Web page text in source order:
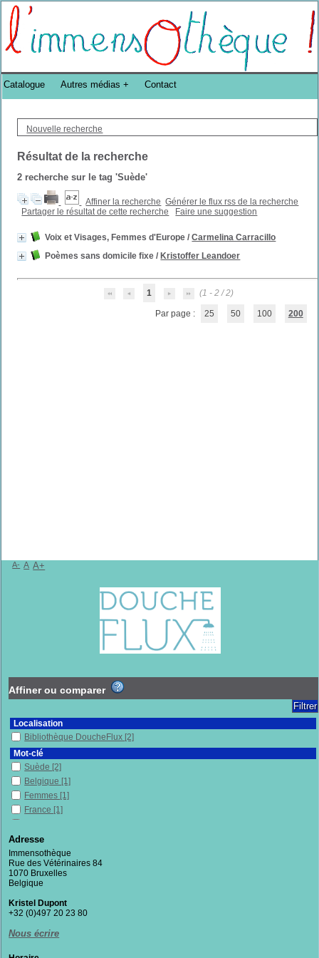
Bibliothèque DoucheFLUX Bibliotheek -->
Nouvelle recherche
Résultat de la recherche
2 recherche sur le tag'Suède'
Affiner la recherche Générer le flux rss de la recherche
Partager le résultat de cette recherche
Faire une suggestion
Voix et Visages, Femmes d'Europe /Carmelina Carracillo
Poèmes sans domicile fixe / Kristoffer Leandoer
1 (1 - 2 / 2)
Par page : 25 50 100 200
Catalogue Autres médias Contact
A- A A+
Affiner ou comparer
Localisation
Bibliothèque DoucheFlux [2]
Mot-clé
Suède [2]
Belgique [1]
Femmes [1]
France [1]
Mots
Pays de l'Union européenne
Poésie[1]
Récit de vie
Villes[1]
Fictions[2]
Adresse
Immensothèque
Rue des Vétérinaires 84
1070 Bruxelles
Belgique
Kristel Dupont
+32 (0)497 20 23 80
Nous écrire